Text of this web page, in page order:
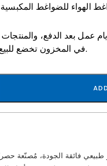
الهواء للضواغط المكبسية
عمل بعد الدفع، والمنتجات
في المخزون تخضع للبيع المسبق.
زيوت محركات غاز طبيعي فائقة